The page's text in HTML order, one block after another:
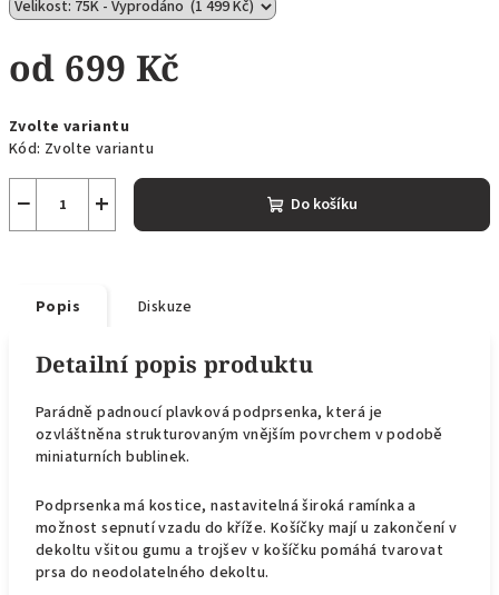
od 699 Kč
cena:
Zvolte variantu
Kód: Zvolte variantu
+
− Do košíku
Popis Diskuze
Detailní popis produktu
Parádně padnoucí plavková podprsenka, která je
ozvláštněna strukturovaným vnějším povrchem v podobě
miniaturních bublinek.
Podprsenka má kostice, nastavitelná široká ramínka a
možnost sepnutí vzadu do kříže. Košíčky mají u zakončení v
dekoltu všitou gumu a trojšev v košíčku pomáhá tvarovat
prsa do neodolatelného dekoltu.